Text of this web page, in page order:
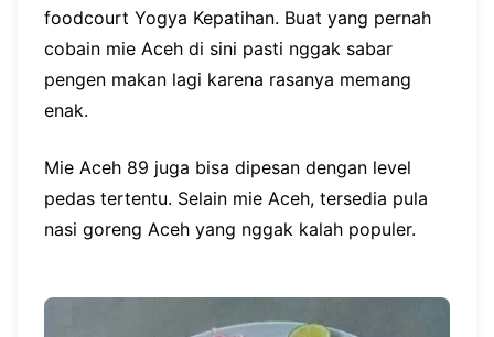
foodcourt Yogya Kepatihan. Buat yang pernah
cobain mie Aceh di sini pasti nggak sabar
pengen makan lagi karena rasanya memang
enak.
Mie Aceh 89 juga bisa dipesan dengan level
pedas tertentu. Selain mie Aceh, tersedia pula
nasi goreng Aceh yang nggak kalah populer.